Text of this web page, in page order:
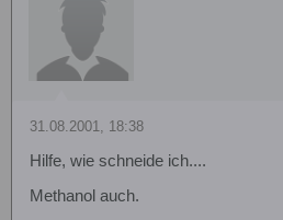
31.08.2001, 18:38
Hilfe, wie schneide ich....
Methanol auch.